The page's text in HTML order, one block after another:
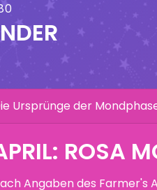
Ursprünge der
ROSA
Angaben des Farmer's